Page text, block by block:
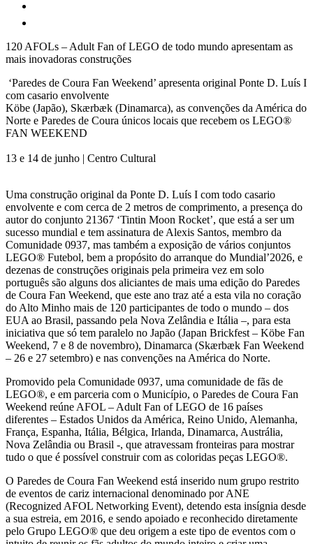
120 AFOLs – Adult Fan of LEGO de todo mundo apresentam as
mais inovadoras construções
‘Paredes de Coura Fan Weekend’ apresenta original Ponte D. Luís I
com casario envolvente
Köbe (Japão), Skærbæk (Dinamarca), as convenções da América do
Norte e Paredes de Coura únicos locais que recebem os LEGO®
FAN WEEKEND
13 e 14 de junho | Centro Cultural
Uma construção original da Ponte D. Luís I com todo casario
envolvente e com cerca de 2 metros de comprimento, a presença do
autor do conjunto 21367 ‘Tintin Moon Rocket’, que está a ser um
sucesso mundial e tem assinatura de Alexis Santos, membro da
Comunidade 0937, mas também a exposição de vários conjuntos
LEGO® Futebol, bem a propósito do arranque do Mundial’2026, e
dezenas de construções originais pela primeira vez em solo
português são alguns dos aliciantes de mais uma edição do Paredes
de Coura Fan Weekend, que este ano traz até a esta vila no coração
do Alto Minho mais de 120 participantes de todo o mundo – dos
EUA ao Brasil, passando pela Nova Zelândia e Itália –, para esta
iniciativa que só tem paralelo no Japão (Japan Brickfest – Köbe Fan
Weekend, 7 e 8 de novembro), Dinamarca (Skærbæk Fan Weekend
– 26 e 27 setembro) e nas convenções na América do Norte.
Promovido pela Comunidade 0937, uma comunidade de fãs de
LEGO®, e em parceria com o Município, o Paredes de Coura Fan
Weekend reúne AFOL – Adult Fan of LEGO de 16 países
diferentes – Estados Unidos da América, Reino Unido, Alemanha,
França, Espanha, Itália, Bélgica, Irlanda, Dinamarca, Austrália,
Nova Zelândia ou Brasil -, que atravessam fronteiras para mostrar
tudo o que é possível construir com as coloridas peças LEGO®.
O Paredes de Coura Fan Weekend está inserido num grupo restrito
de eventos de cariz internacional denominado por ANE
(Recognized AFOL Networking Event), detendo esta insígnia desde
a sua estreia, em 2016, e sendo apoiado e reconhecido diretamente
pelo Grupo LEGO® que deu origem a este tipo de eventos com o